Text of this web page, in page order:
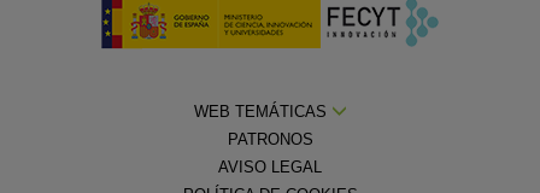
WEB TEMÁTICAS
PATRONOS
AVISO LEGAL